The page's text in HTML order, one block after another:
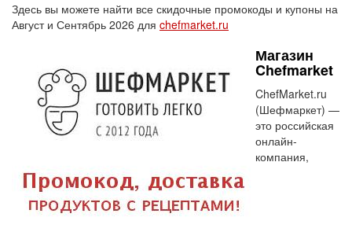
Здесь вы можете найти все скидочные промокоды и купоны на
Август и Сентябрь 2026 для chefmarket.ru
Магазин
Chefmarket
ChefMarket.ru
(Шефмаркет) —
это российская
онлайн-
компания,